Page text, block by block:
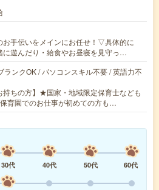
お手伝いをメインにお任せ！▽具体的に
遊んだり・給食やお昼寝を見守っ…
ランクOK / パソコンスキル不要 / 英語力不
持ちの方】★国家・地域限定保育士なども
育園でのお仕事が初めての方も…
30代 40代 50代
60代